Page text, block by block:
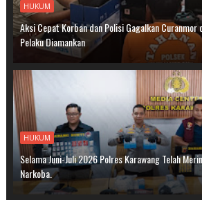
HUKUM
Aksi Cepat Korban dan Polisi Gagalkan Curanmor
Pelaku Diamankan
HUKUM
Selama Juni-Juli 2026 Polres Karawang Telah
Narkoba.